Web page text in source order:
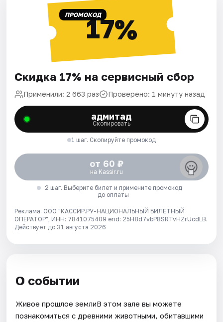
ПРОМОКОД17%
Скидка 17% на сервисный сбор
Применили: 2 663 раз Проверено: 1 минуту назад
адмитад
Скопировать
1 шаг. Скопируйте промокод
от 60 ₽
на Kassir.ru
2 шаг. Выберите билет и примените промокод
до оплаты
Реклама. ООО "КАССИР.РУ-НАЦИОНАЛЬНЫЙ БИЛЕТНЫЙ
ОПЕРАТОР", ИНН: 7841075409 erid: 25H8d7vbP8SRTvHZrUcdLB.
Действует до 31 августа 2026
О событии
Живое прошлое землиВ этом зале вы можете
познакомиться с древними животными, обитавшими